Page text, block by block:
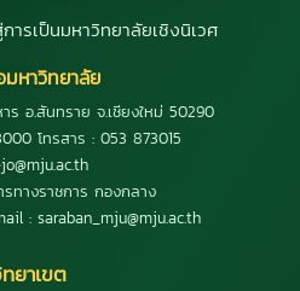
ารเป็นมหาวิทยาลัยเชิงนิเวศ
หาวิทยาลัย
ร อ.สันทราย จ.เชียงใหม่ 50290
โทรสาร : 053 873015
ทางราชการ กองกลาง
: saraban_mju@mju.ac.th
ยาเขต